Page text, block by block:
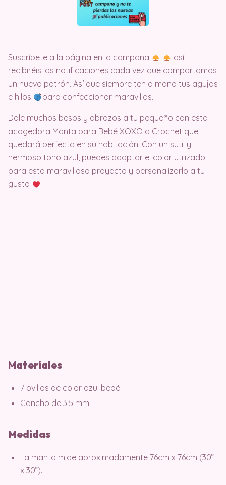
Suscríbete a la página en la campana
así
recibiréis las notificaciones cada vez que compartamos
un nuevo patrón. Así que siempre ten a mano tus agujas
e hilos
para confeccionar maravillas.
Dale muchos besos y abrazos a tu pequeño con esta
acogedora Manta para Bebé XOXO a Crochet que
quedará perfecta en su habitación. Con un sutil y
hermoso tono azul, puedes adaptar el color utilizado
para esta maravilloso proyecto y personalizarlo a tu
gusto
Materiales
7 ovillos de color azul bebé.
Gancho de 3.5 mm.
Medidas
La manta mide aproximadamente 76cm x 76cm (30”
x 30”).